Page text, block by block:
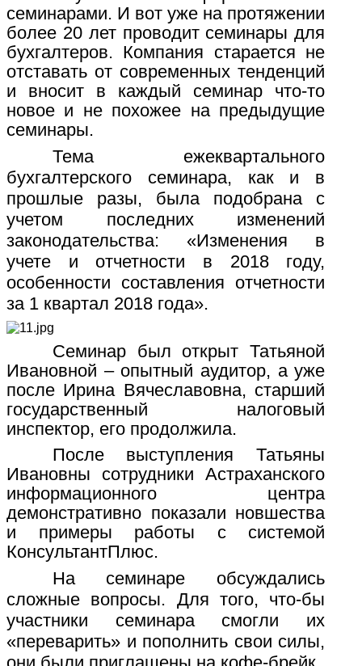
семинарами. И вот уже на протяжении
более 20 лет проводит семинары для
бухгалтеров. Компания старается не
отставать от современных тенденций
и вносит в каждый семинар что-то
новое и не похожее на предыдущие
семинары.
Тема ежеквартального
бухгалтерского семинара, как и в
прошлые разы, была подобрана с
учетом последних изменений
законодательства: «Изменения в
учете и отчетности в 2018 году,
особенности составления отчетности
за 1 квартал 2018 года».
Семинар был открыт Татьяной
Ивановной – опытный аудитор, а уже
после Ирина Вячеславовна, старший
государственный налоговый
инспектор, его продолжила.
После выступления Татьяны
Ивановны сотрудники Астраханского
информационного центра
демонстративно показали новшества
и примеры работы с системой
КонсультантПлюс.
На семинаре обсуждались
сложные вопросы. Для того, что-бы
участники семинара смогли их
«переварить» и пополнить свои силы,